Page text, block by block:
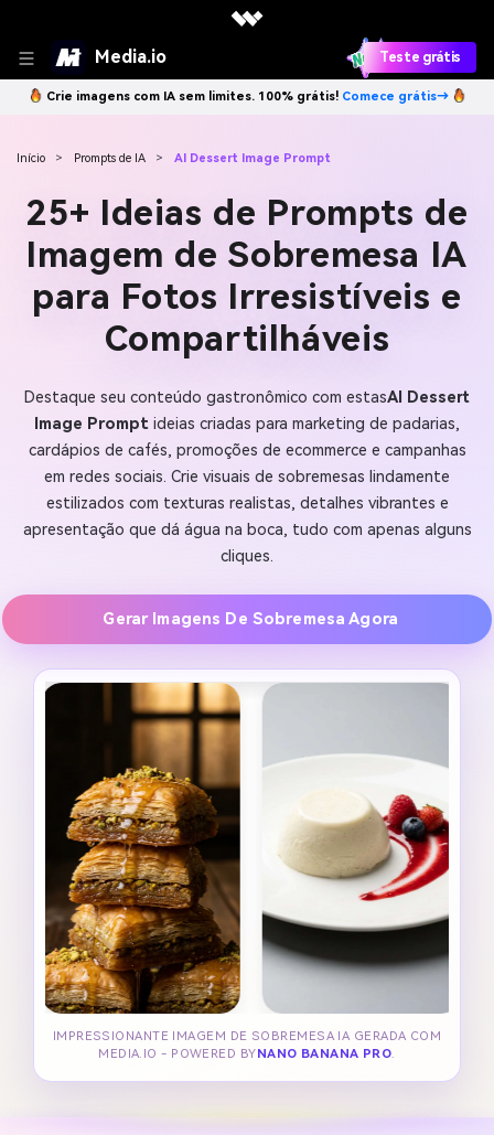
Media.io Teste grátis
Crie imagens com IA sem limites. 100% grátis! Comece grátis→
Início > Prompts de IA > AI Dessert Image Prompt
25+ Ideias de Prompts de
Imagem de Sobremesa IA
para Fotos Irresistíveis e
Compartilháveis
Destaque seu conteúdo gastronômico com estasAI Dessert
Image Prompt ideias criadas para marketing de padarias,
cardápios de cafés, promoções de ecommerce e campanhas
em redes sociais. Crie visuais de sobremesas lindamente
estilizados com texturas realistas, detalhes vibrantes e
apresentação que dá água na boca, tudo com apenas alguns
cliques.
Gerar Imagens De Sobremesa Agora
IMPRESSIONANTE IMAGEM DE SOBREMESA IA GERADA COM
MEDIA.IO - POWERED BY NANO BANANA PRO.